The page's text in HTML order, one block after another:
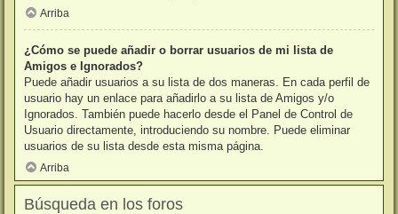
Arriba
¿Cómo se puede añadir o borrar usuarios de mi lista de
Amigos e Ignorados?
Puede añadir usuarios a su lista de dos maneras. En cada perfil de
usuario hay un enlace para añadirlo a su lista de Amigos y/o
Ignorados. También puede hacerlo desde el Panel de Control de
Usuario directamente, introduciendo su nombre. Puede eliminar
usuarios de su lista desde esta misma página.
Arriba
Búsqueda en los foros